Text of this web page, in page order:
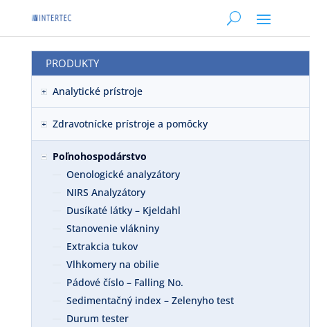
PRODUKTY
Analytické prístroje
Zdravotnícke prístroje a pomôcky
Poľnohospodárstvo
Oenologické analyzátory
NIRS Analyzátory
Dusíkaté látky – Kjeldahl
Stanovenie vlákniny
Extrakcia tukov
Vlhkomery na obilie
Pádové číslo – Falling No.
Sedimentačný index – Zelenyho test
Durum tester